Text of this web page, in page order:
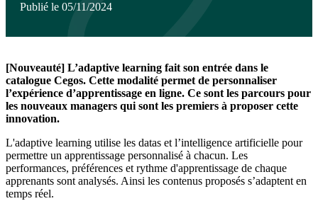
Publié le 05/11/2024
[Nouveauté] L’adaptive learning fait son entrée dans le
catalogue Cegos. Cette modalité permet de personnaliser
l’expérience d’apprentissage en ligne. Ce sont les parcours pour
les nouveaux managers qui sont les premiers à proposer cette
innovation.
L'adaptive learning utilise les datas et l’intelligence artificielle pour
permettre un apprentissage personnalisé à chacun. Les
performances, préférences et rythme d'apprentissage de chaque
apprenants sont analysés. Ainsi les contenus proposés s’adaptent en
temps réel.